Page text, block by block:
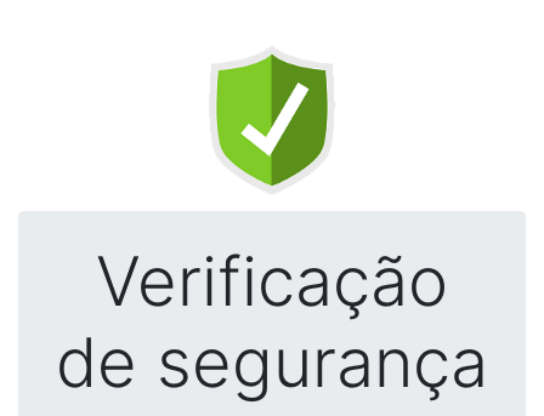
Verificação
de segurança